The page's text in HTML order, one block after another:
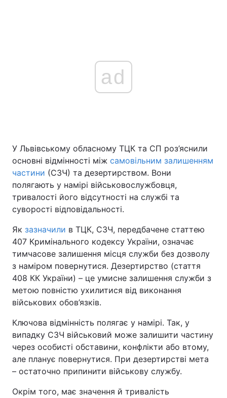
ad
У Львівському обласному ТЦК та СП роз’яснили
основні відмінності між самовільним залишенням
частини (СЗЧ) та дезертирством. Вони
полягають у намірі військовослужбовця,
тривалості його відсутності на службі та
суворості відповідальності.
Як зазначили в ТЦК, СЗЧ, передбачене статтею
407 Кримінального кодексу України, означає
тимчасове залишення місця служби без дозволу
з наміром повернутися. Дезертирство (стаття
408 КК України) – це умисне залишення служби з
метою повністю ухилитися від виконання
військових обов’язків.
Ключова відмінність полягає у намірі. Так, у
випадку СЗЧ військовий може залишити частину
через особисті обставини, конфлікти або втому,
але планує повернутися. При дезертирстві мета
– остаточно припинити військову службу.
Окрім того, має значення й тривалість